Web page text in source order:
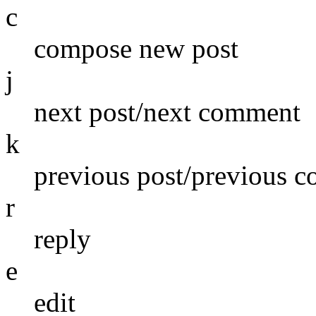
c
compose new post
j
next post/next comment
k
previous post/previous
r
reply
e
edit